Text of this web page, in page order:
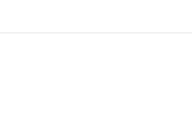
जलभराव के बीच जारी हुई वर्क फ्रॉम होम एडवाइजरी